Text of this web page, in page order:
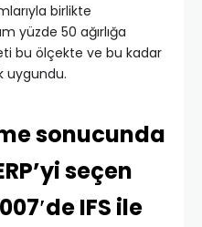
birlikte
yüzde 50 ağırlığa
bu ölçekte ve bu kadar
uygundu.
sonucunda
seçen
IFS ile